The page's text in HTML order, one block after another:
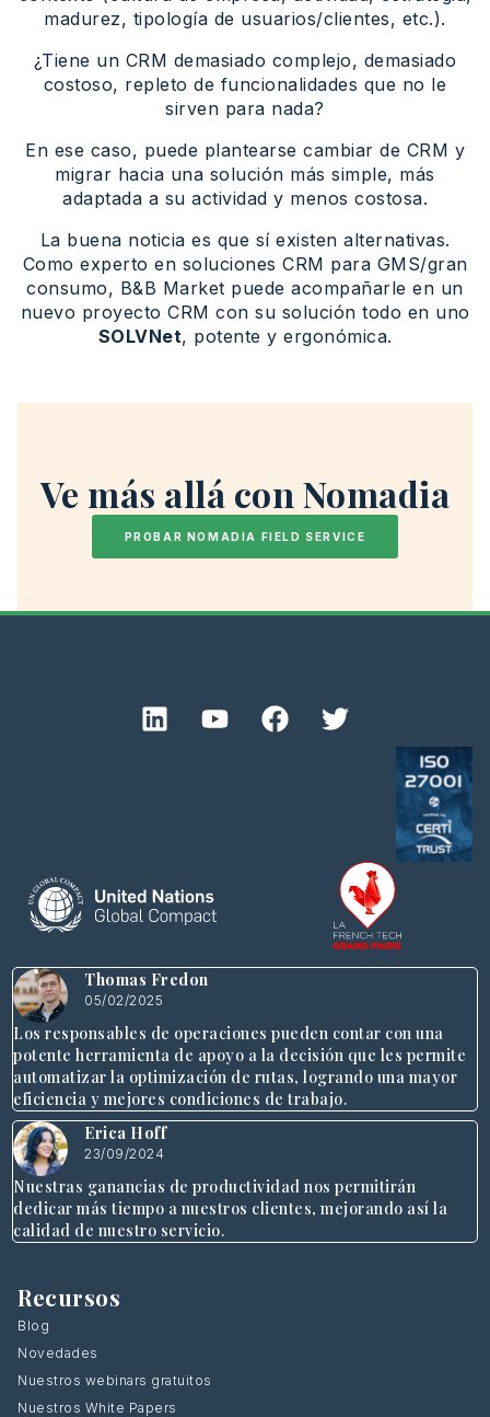
madurez, tipología de usuarios/clientes, etc.).
¿Tiene un CRM demasiado complejo, demasiado
costoso, repleto de funcionalidades que no le
sirven para nada?
En ese caso, puede plantearse cambiar de CRM y
migrar hacia una solución más simple, más
adaptada a su actividad y menos costosa.
La buena noticia es que sí existen alternativas.
Como experto en soluciones CRM para GMS/gran
consumo, B&B Market puede acompañarle en un
nuevo proyecto CRM con su solución todo en uno
SOLVNet, potente y ergonómica.
Ve más allá con Nomadia
PROBAR NOMADIA FIELD SERVICE
Thomas Fredon
05/02/2025
Los responsables de operaciones pueden contar con una
potente herramienta de apoyo a la decisión que les permite
automatizar la optimización de rutas, logrando una mayor
eficiencia y mejores condiciones de trabajo.
Erica Hoff
23/09/2024
Nuestras ganancias de productividad nos permitirán
dedicar más tiempo a nuestros clientes, mejorando así la
calidad de nuestro servicio.
Recursos
Blog
Novedades
Nuestros webinars gratuitos
Nuestros White Papers